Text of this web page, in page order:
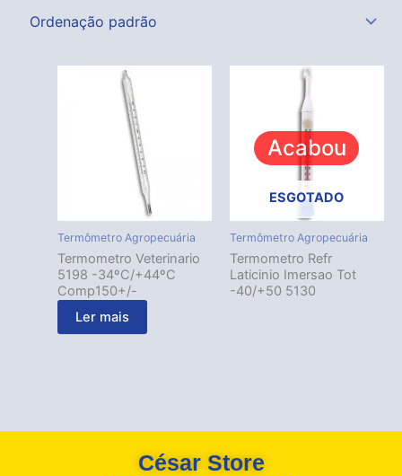
Termômetro Agropecuária
Termometro Veterinario
5198 -34ºC/+44ºC
Comp150+/-
Ler mais
Acabou
ESGOTADO
Termômetro Agropecuária
Termometro Refr
Laticinio Imersao Tot
-40/+50 5130
César Store